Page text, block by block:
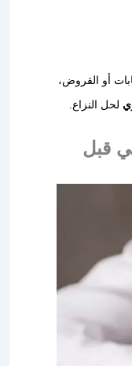
أو القروض،
لحل النزاع.
قبل